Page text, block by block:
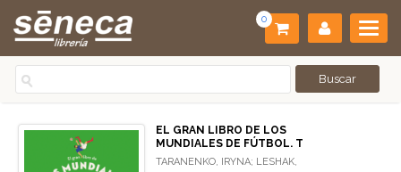
0
EL GRAN LIBRO DE LOS
MUNDIALES DE FÚTBOL. T
TARANENKO, IRYNA; LESHAK,